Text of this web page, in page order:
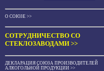
О СОЮЗЕ >>
СОТРУДНИЧЕСТВО СО
СТЕКЛОЗАВОДАМИ >>
ДЕКЛАРАЦИЯ СОЮЗА ПРОИЗВОДИТЕЛЕЙ
АЛКОГОЛЬНОЙ ПРОДУКЦИИ >>